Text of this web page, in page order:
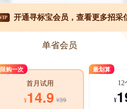
开通寻标宝会员，查看更多招采
单省会员
限购一次
首月试用
¥14.9 ¥39
最划算
12
¥